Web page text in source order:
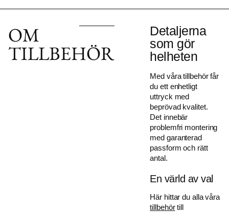
OM
TILLBEHÖR
Detaljerna
som gör
helheten
Med våra tillbehör får
du ett enhetligt
uttryck med
beprövad kvalitet.
Det innebär
problemfri montering
med garanterad
passform och rätt
antal.
En värld av val
Här hittar du alla våra
tillbehörtill